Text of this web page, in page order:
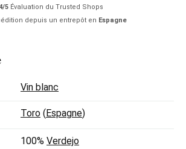
5 Évaluation du Trusted Shops
depuis un entrepôt en Espagne
Vin blanc
Toro (Espagne)
100% Verdejo